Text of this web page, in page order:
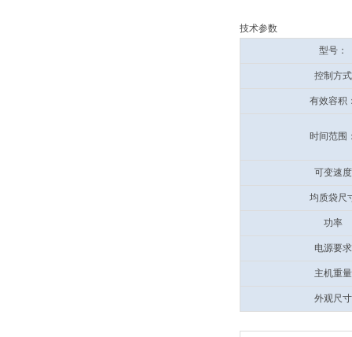
技术参数
型号：
控制方式
有效容积
时间范围
可变速度
均质袋尺
功率
电源要求
主机重量
外观尺寸